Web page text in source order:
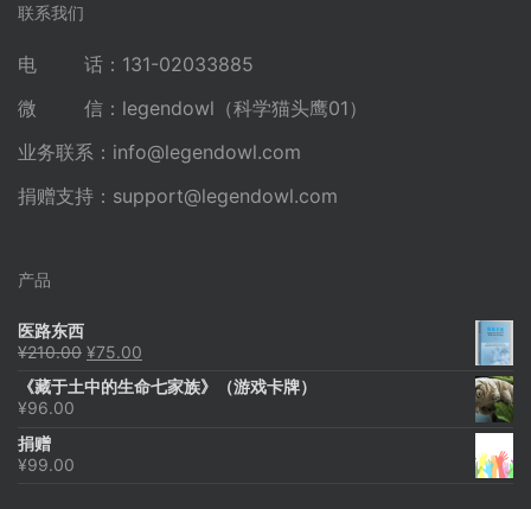
联系我们
电 话：131-02033885
微 信：legendowl（科学猫头鹰01）
业务联系： info@legendowl.com
捐赠支持： support@legendowl.com
产品
医路东西
¥210.00 原
为：
¥75.00
价
《藏于土中的生命七家族》（游戏卡牌）
¥96.00
捐赠
¥99.00